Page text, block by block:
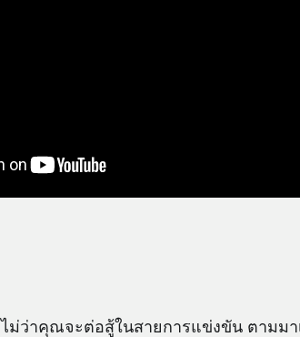
ไม่ว่าคุณจะต่อสู้ในสายการแข่งขัน ตามมา